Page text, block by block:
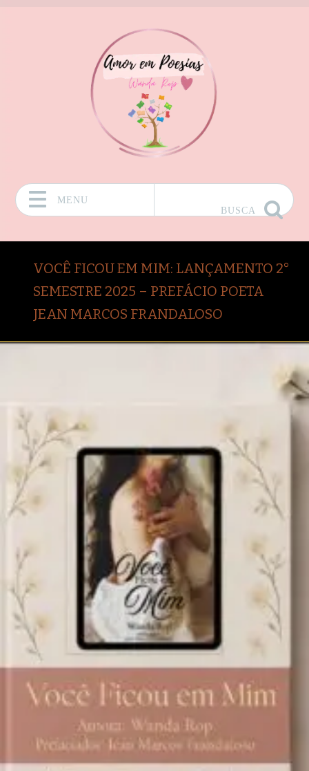
MENU
BUSCA
VOCÊ FICOU EM MIM: LANÇAMENTO 2°
SEMESTRE 2025 – PREFÁCIO POETA
JEAN MARCOS FRANDALOSO